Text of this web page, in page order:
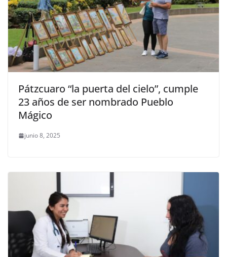
Pátzcuaro “la puerta del cielo”, cumple
23 años de ser nombrado Pueblo
Mágico
junio 8, 2025